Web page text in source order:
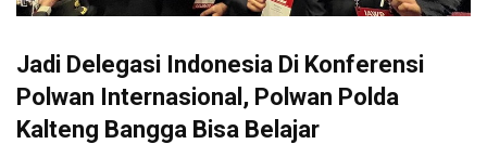
Jadi Delegasi Indonesia Di Konferensi
Polwan Internasional, Polwan Polda
Kalteng Bangga Bisa Belajar